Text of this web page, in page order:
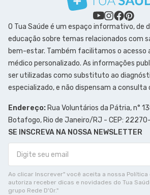
O Tua Saúde é um espaço informativo, de
educação sobre temas relacionados com
bem-estar. Também facilitamos o acesso
médico personalizado. As informações
ser utilizadas como substituto ao
especializado, e não dispensam a consulta
Endereço: Rua Voluntários da Pátria, n°
Botafogo, Rio de Janeiro/RJ - CEP:
SE INSCREVA NA NOSSA NEWSLETTER
Ao clicar Inscrever" você aceita a nossa
autoriza receber dicas e novidades do Tua
grupo Rede D'Or."